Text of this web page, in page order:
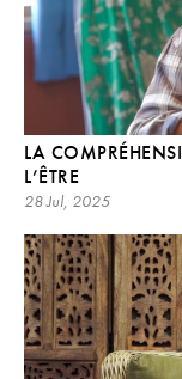
LA
L’ÊTRE
28 Jul, 2025